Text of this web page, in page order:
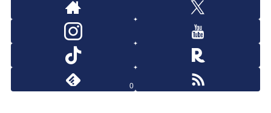
0